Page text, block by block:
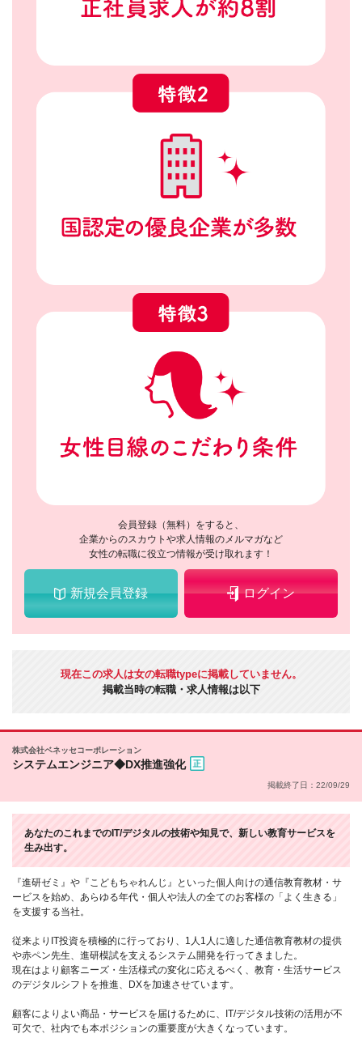
会員登録（無料）をすると、
企業からのスカウトや求人情報のメルマガなど
女性の転職に役立つ情報が受け取れます！
新規会員登録 ログイン
現在この求人は女の転職typeに掲載していません。
掲載当時の転職・求人情報は以下
株式会社ベネッセコーポレーション
システムエンジニア◆DX推進強化
掲載終了日：22/09/29
あなたのこれまでのIT/デジタルの技術や知見で、新しい教育サービスを
生み出す。
『進研ゼミ』や『こどもちゃれんじ』といった個人向けの通信教育教材・サ
ービスを始め、あらゆる年代・個人や法人の全てのお客様の「よく生きる」
を支援する当社。
従来よりIT投資を積極的に行っており、1人1人に適した通信教育教材の提供
や赤ペン先生、進研模試を支えるシステム開発を行ってきました。
現在はより顧客ニーズ・生活様式の変化に応えるべく、教育・生活サービス
のデジタルシフトを推進、DXを加速させています。
顧客によりよい商品・サービスを届けるために、IT/デジタル技術の活用が不
可欠で、社内でも本ポジションの重要度が大きくなっています。